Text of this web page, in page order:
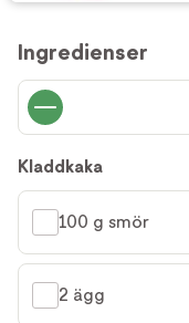
Ingredienser
Kladdkaka
100 g smör
2 ägg